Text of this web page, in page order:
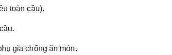
toàn cầu).
gia chống ăn mòn.